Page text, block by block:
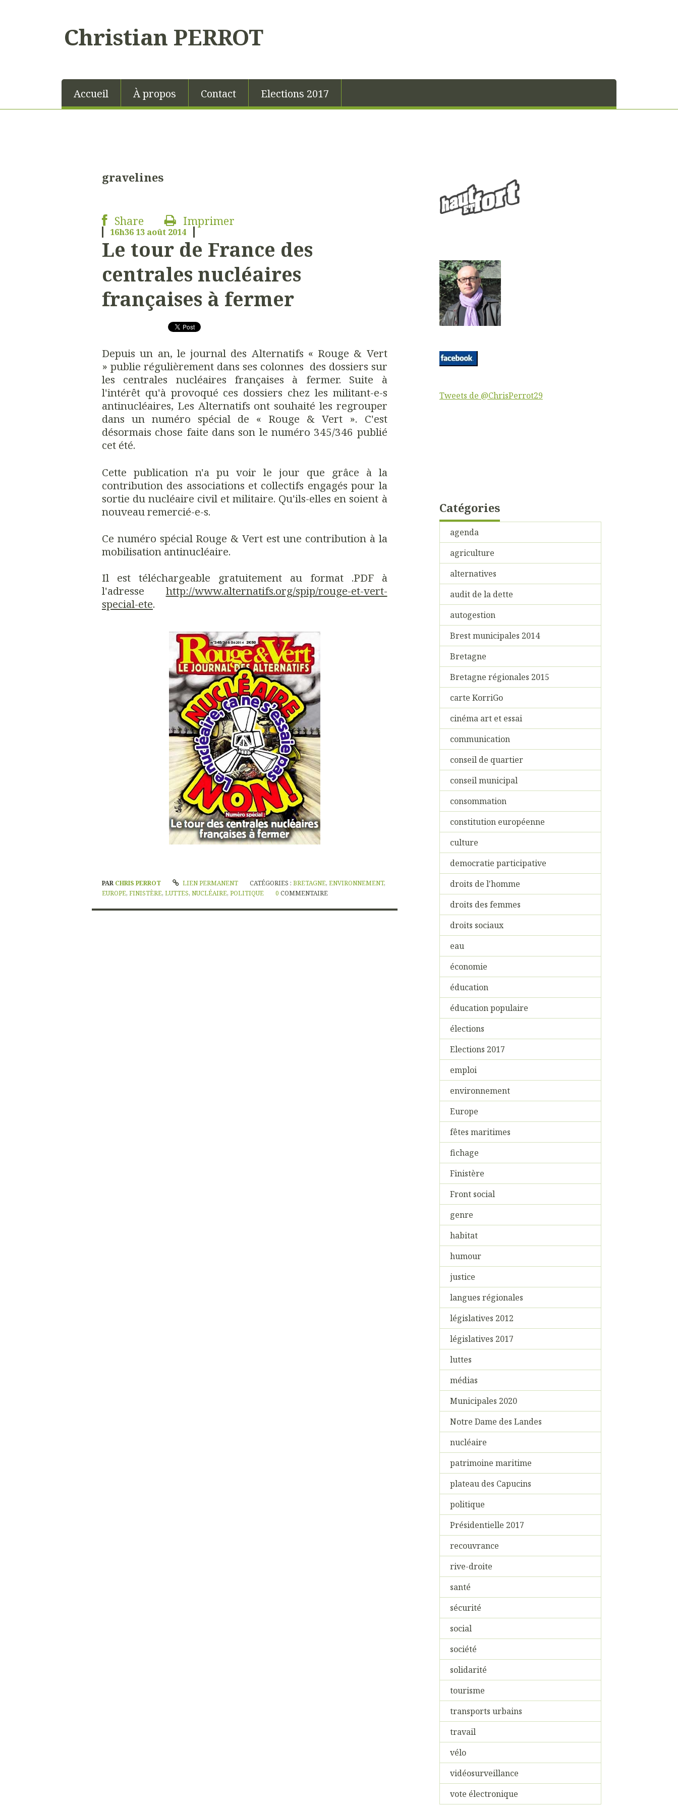
Christian PERROT
Accueil À propos Contact Elections 2017
gravelines
Share Imprimer
16h36 13 août 2014
Le tour de France des
centrales nucléaires
françaises à fermer
Depuis un an, le journal des Alternatifs « Rouge & Vert
» publie régulièrement dans ses colonnes des dossiers sur
les centrales nucléaires françaises à fermer. Suite à
l'intérêt qu'à provoqué ces dossiers chez les militant-e-s
antinucléaires, Les Alternatifs ont souhaité les regrouper
dans un numéro spécial de « Rouge & Vert ». C'est
désormais chose faite dans son le numéro 345/346 publié
cet été.
Cette publication n'a pu voir le jour que grâce à la
contribution des associations et collectifs engagés pour la
sortie du nucléaire civil et militaire. Qu'ils-elles en soient à
nouveau remercié-e-s.
Ce numéro spécial Rouge & Vert est une contribution à la
mobilisation antinucléaire.
Il est téléchargeable gratuitement au format .PDF à
l'adresse http://www.alternatifs.org/spip/rouge-et-vert-
special-ete.
PAR CHRIS PERROT LIEN PERMANENT CATÉGORIES :BRETAGNE,ENVIRONNEMENT,
EUROPE, FINISTÈRE, LUTTES, NUCLÉAIRE, POLITIQUE 0 COMMENTAIRE
Tweets de @ChrisPerrot29
Catégories
agenda
agriculture
alternatives
audit de la dette
autogestion
Brest municipales 2014
Bretagne
Bretagne régionales 2015
carte KorriGo
cinéma art et essai
communication
conseil de quartier
conseil municipal
consommation
constitution européenne
culture
democratie participative
droits de l'homme
droits des femmes
droits sociaux
eau
économie
éducation
éducation populaire
élections
Elections 2017
emploi
environnement
Europe
fêtes maritimes
fichage
Finistère
Front social
genre
habitat
humour
justice
langues régionales
législatives 2012
législatives 2017
luttes
médias
Municipales 2020
Notre Dame des Landes
nucléaire
patrimoine maritime
plateau des Capucins
politique
Présidentielle 2017
recouvrance
rive-droite
santé
sécurité
social
société
solidarité
tourisme
transports urbains
travail
vélo
vidéosurveillance
vote électronique